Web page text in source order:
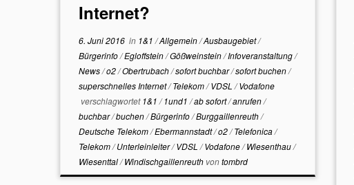
Internet?
6. Juni 2016in 1&1 /Allgemein/Ausbaugebiet/
Bürgerinfo/Egloffstein/Gößweinstein/Infoveranstaltung/
News/o2/Obertrubach/sofort buchbar/sofort buchen/
superschnelles Internet/Telekom/VDSL /Vodafone
verschlagwortet 1&1 /1und1 /ab sofort/anrufen/
buchbar/buchen/Bürgerinfo/Burggaillenreuth/
Deutsche Telekom/Ebermannstadt/o2/Telefonica/
Telekom/Unterleinleiter/VDSL /Vodafone/Wiesenthau/
Wiesenttal/Windischgaillenreuth vontombrd